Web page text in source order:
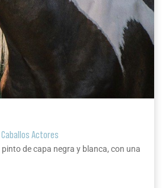
Caballos Actores
de capa negra y blanca, con una